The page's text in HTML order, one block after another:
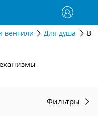
вентили Для душа
Фильтры